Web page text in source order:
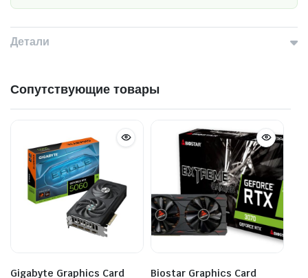
Детали
Сопутствующие товары
Gigabyte Graphics Card
Biostar Graphics Card